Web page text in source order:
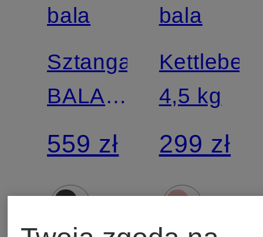
bala
Sztanga
BALA
BEAM
559 zł
bala
Kettlebell
4,5 kg
299 zł